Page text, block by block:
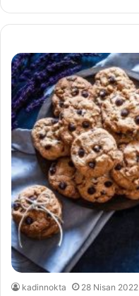
kadinnokta 28 Nisan 2022